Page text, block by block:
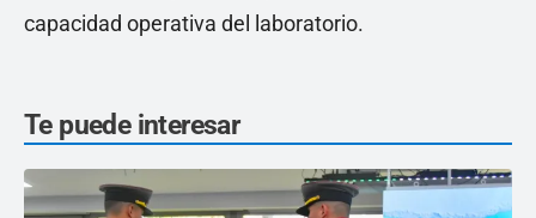
capacidad operativa del laboratorio.
Te puede interesar